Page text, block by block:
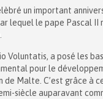
un important
lequel le pape Pascal II
Voluntatis, a posé les
pour le
de Malte. C’est grâce à
siècle auparavant